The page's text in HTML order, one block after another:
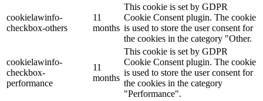
cookielawinfo-
checkbox-others
11
months
This cookie is set by GDPR
Cookie Consent plugin. The cookie
is used to store the user consent for
the cookies in the category "Other.
cookielawinfo-
checkbox-
performance
11
months
This cookie is set by GDPR
Cookie Consent plugin. The cookie
is used to store the user consent for
the cookies in the category
"Performance".